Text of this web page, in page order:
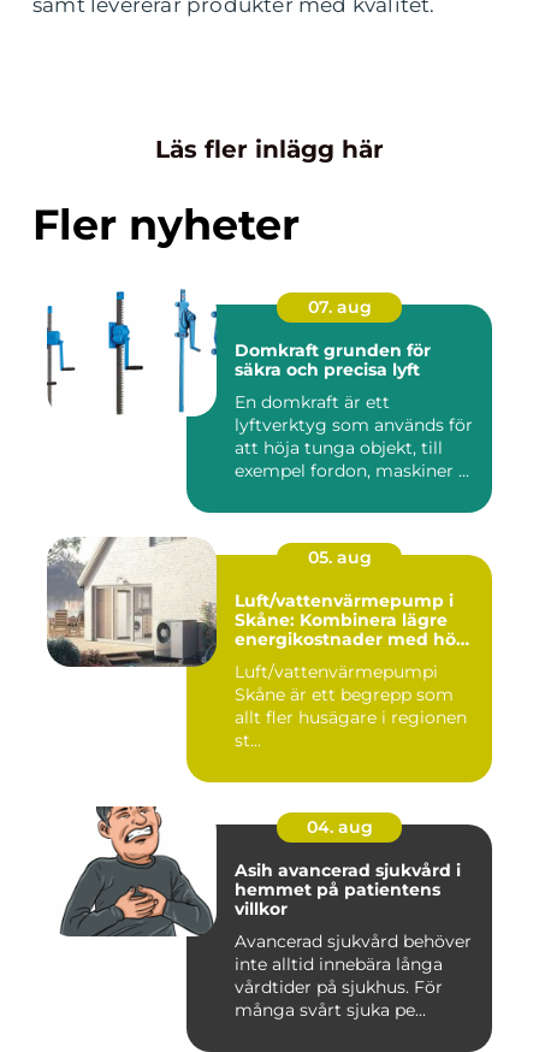
Läs fler inlägg här
Fler nyheter
07. aug
Domkraft grunden för
säkra och precisa lyft
En domkraft är ett
lyftverktyg som används för
att höja tunga objekt, till
exempel fordon, maskiner ...
05. aug
Luft/vattenvärmepump i
Skåne: Kombinera lägre
energikostnader med hög
Luft/vattenvärmepumpi
Skåne är ett begrepp som
allt fler husägare i regionen
st...
04. aug
Asih avancerad sjukvård i
hemmet på patientens
villkor
Avancerad sjukvård behöver
inte alltid innebära långa
vårdtider på sjukhus. För
många svårt sjuka pe...